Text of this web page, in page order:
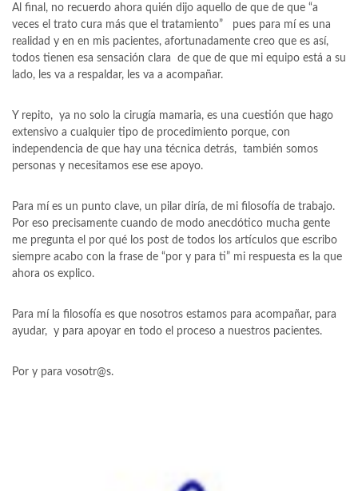
Al final, no recuerdo ahora quién dijo aquello de que de que “a
veces el trato cura más que el tratamiento” pues para mí es una
realidad y en en mis pacientes, afortunadamente creo que es así,
todos tienen esa sensación clara de que de que mi equipo está a su
lado, les va a respaldar, les va a acompañar.
Y repito, ya no solo la cirugía mamaria, es una cuestión que hago
extensivo a cualquier tipo de procedimiento porque, con
independencia de que hay una técnica detrás, también somos
personas y necesitamos ese ese apoyo.
Para mí es un punto clave, un pilar diría, de mi filosofía de trabajo.
Por eso precisamente cuando de modo anecdótico mucha gente
me pregunta el por qué los post de todos los artículos que escribo
siempre acabo con la frase de “por y para ti” mi respuesta es la que
ahora os explico.
Para mí la filosofía es que nosotros estamos para acompañar, para
ayudar, y para apoyar en todo el proceso a nuestros pacientes.
Por y para vosotr@s.